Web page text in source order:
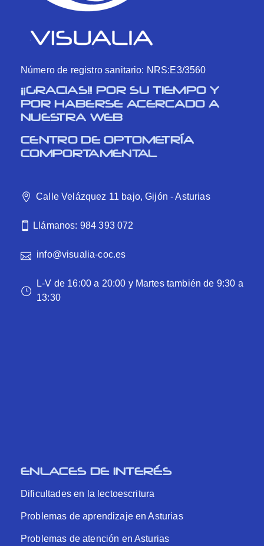
Número de registro sanitario: NRS:E3/3560
¡¡GRACIAS!! POR SU TIEMPO Y
POR HABERSE ACERCADO A
NUESTRA WEB
CENTRO DE OPTOMETRÍA
COMPORTAMENTAL
Calle Velázquez 11 bajo, Gijón - Asturias
Llámanos: 984 393 072
info@visualia-coc.es
L-V de 16:00 a 20:00 y Martes también de 9:30 a
13:30
ENLACES DE INTERÉS
Dificultades en la lectoescritura
Problemas de aprendizaje en Asturias
Problemas de atención en Asturias